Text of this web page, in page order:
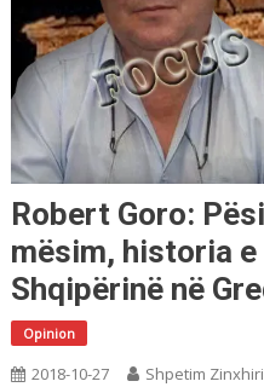
Robert Goro:
mësim, historia e
Shqipërinë në
Opinion
2018-10-27 Shpetim